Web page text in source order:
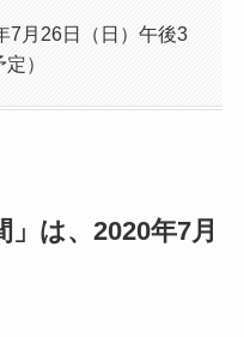
7月26日（日）午後3
）
は、2020年7月